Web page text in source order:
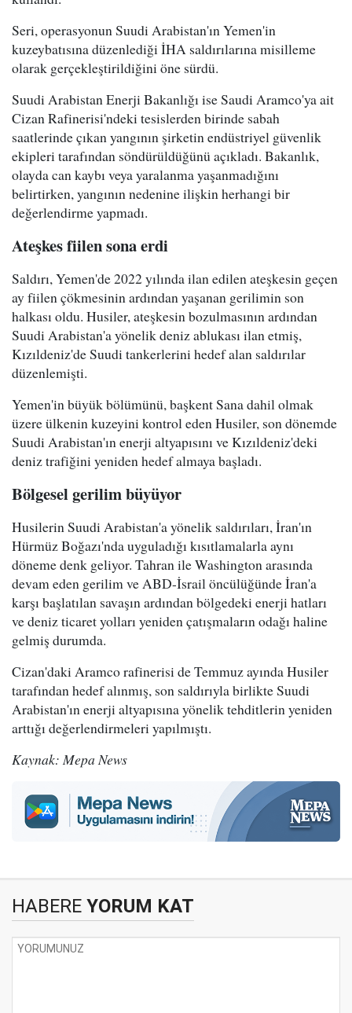
Seri, operasyonun Suudi Arabistan'ın Yemen'in
kuzeybatısına düzenlediği İHA saldırılarına misilleme
olarak gerçekleştirildiğini öne sürdü.
Suudi Arabistan Enerji Bakanlığı ise Saudi Aramco'ya ait
Cizan Rafinerisi'ndeki tesislerden birinde sabah
saatlerinde çıkan yangının şirketin endüstriyel güvenlik
ekipleri tarafından söndürüldüğünü açıkladı. Bakanlık,
olayda can kaybı veya yaralanma yaşanmadığını
belirtirken, yangının nedenine ilişkin herhangi bir
değerlendirme yapmadı.
Ateşkes fiilen sona erdi
Saldırı, Yemen'de 2022 yılında ilan edilen ateşkesin geçen
ay fiilen çökmesinin ardından yaşanan gerilimin son
halkası oldu. Husiler, ateşkesin bozulmasının ardından
Suudi Arabistan'a yönelik deniz ablukası ilan etmiş,
Kızıldeniz'de Suudi tankerlerini hedef alan saldırılar
düzenlemişti.
Yemen'in büyük bölümünü, başkent Sana dahil olmak
üzere ülkenin kuzeyini kontrol eden Husiler, son dönemde
Suudi Arabistan'ın enerji altyapısını ve Kızıldeniz'deki
deniz trafiğini yeniden hedef almaya başladı.
Bölgesel gerilim büyüyor
Husilerin Suudi Arabistan'a yönelik saldırıları, İran'ın
Hürmüz Boğazı'nda uyguladığı kısıtlamalarla aynı
döneme denk geliyor. Tahran ile Washington arasında
devam eden gerilim ve ABD-İsrail öncülüğünde İran'a
karşı başlatılan savaşın ardından bölgedeki enerji hatları
ve deniz ticaret yolları yeniden çatışmaların odağı haline
gelmiş durumda.
Cizan'daki Aramco rafinerisi de Temmuz ayında Husiler
tarafından hedef alınmış, son saldırıyla birlikte Suudi
Arabistan'ın enerji altyapısına yönelik tehditlerin yeniden
arttığı değerlendirmeleri yapılmıştı.
Kaynak: Mepa News
HABERE YORUM KAT